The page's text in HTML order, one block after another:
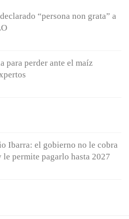
“persona non grata” a
para perder ante el maíz
Ibarra: el gobierno no le cobra
le permite pagarlo hasta 2027